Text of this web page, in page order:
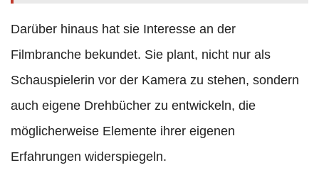
Darüber hinaus hat sie Interesse an der
Filmbranche bekundet. Sie plant, nicht nur als
Schauspielerin vor der Kamera zu stehen, sondern
auch eigene Drehbücher zu entwickeln, die
möglicherweise Elemente ihrer eigenen
Erfahrungen widerspiegeln.